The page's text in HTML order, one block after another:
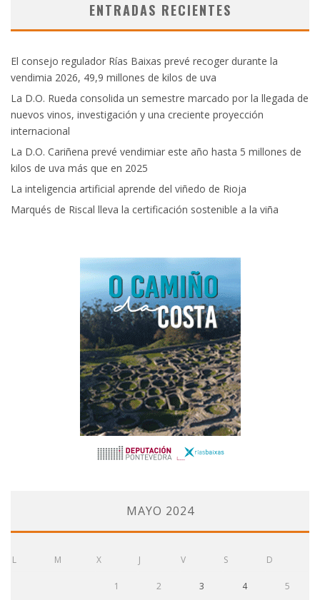
ENTRADAS RECIENTES
El consejo regulador Rías Baixas prevé recoger durante la
vendimia 2026, 49,9 millones de kilos de uva
La D.O. Rueda consolida un semestre marcado por la llegada de
nuevos vinos, investigación y una creciente proyección
internacional
La D.O. Cariñena prevé vendimiar este año hasta 5 millones de
kilos de uva más que en 2025
La inteligencia artificial aprende del viñedo de Rioja
Marqués de Riscal lleva la certificación sostenible a la viña
MAYO 2024
L M X J V S D
1 2 3 4 5